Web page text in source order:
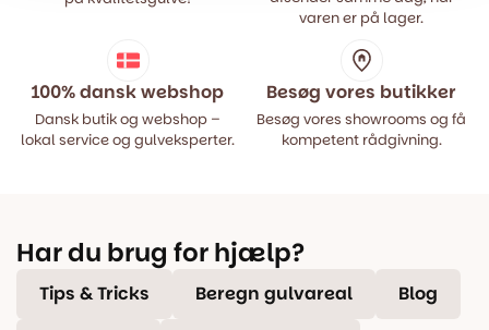
varen er på lager.
100% dansk webshop
Dansk butik og webshop –
lokal service og gulveksperter.
Besøg vores butikker
Besøg vores showrooms og få
kompetent rådgivning.
Har du brug for hjælp?
Tips & Tricks Beregn gulvareal Blog